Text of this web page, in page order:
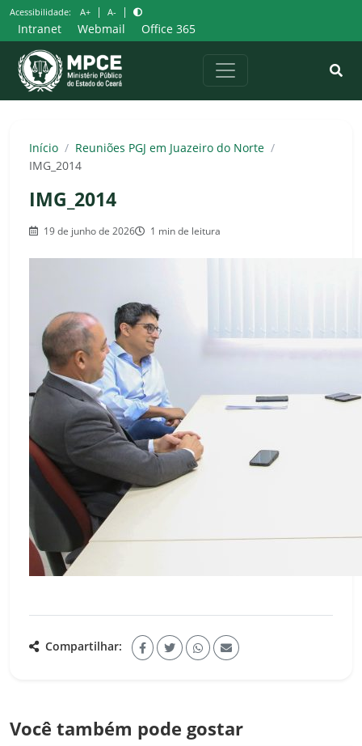
Pular
para
o
conteúdo
Acessibilidade: A+ | A- |
Intranet Webmail Office 365
Início / Reuniões PGJ em Juazeiro do Norte /
IMG_2014
IMG_2014
19 de junho de 2026 1 min de leitura
Compartilhar:
Você também pode gostar